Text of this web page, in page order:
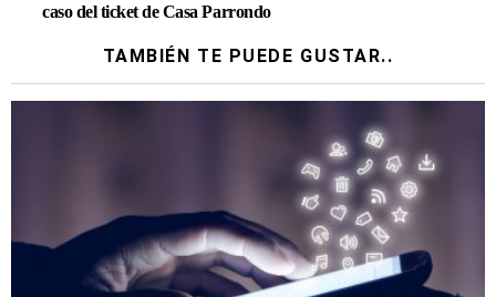
caso del ticket de Casa Parrondo
TAMBIÉN TE PUEDE GUSTAR..